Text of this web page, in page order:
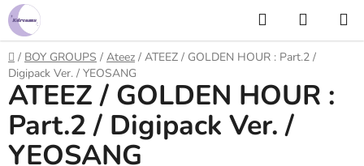
Prejsť
na
obsah
Hľadať
KOŠÍK
Domov
/ BOY GROUPS / Ateez / ATEEZ / GOLDEN HOUR : Part.2 /
Digipack Ver. / YEOSANG
ATEEZ / GOLDEN HOUR :
Part.2 / Digipack Ver. /
YEOSANG